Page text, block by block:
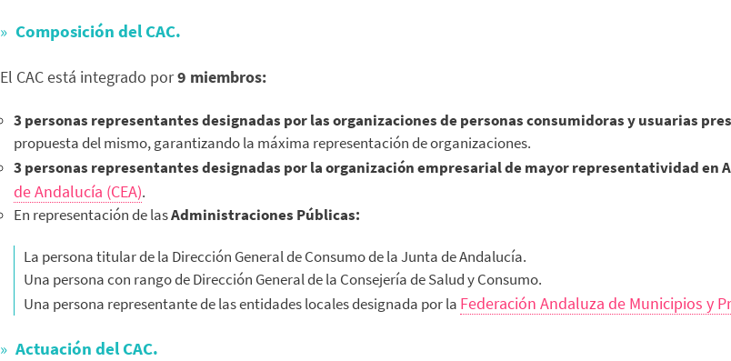
Composición del CAC.
El CAC está integrado por9 miembros:
3 personas representantes designadas por las organizaciones de personas consumidoras y usuarias
propuesta del mismo, garantizando la máxima representación de organizaciones.
3 personas representantes designadas por la organización empresarial de mayor representatividad en
de Andalucía (CEA).
En representación de lasAdministraciones Públicas:
La persona titular de la Dirección General de Consumo de la Junta de Andalucía.
Una persona con rango de Dirección General de la Consejería de Salud y Consumo.
Una persona representante de las entidades locales designada por la Federación Andaluza de Municipios y
Actuación del CAC.